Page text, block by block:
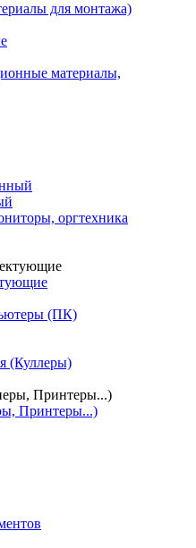
для монтажа)
материалы,
оргтехника
(ПК)
(Куллеры)
Принтеры...)